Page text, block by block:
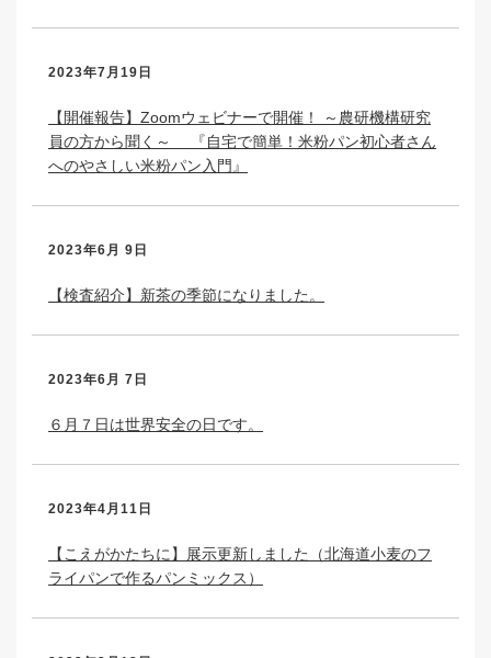
2023年7月19日
【開催報告】Zoomウェビナーで開催！ ～農研機構研究
員の方から聞く～ 『自宅で簡単！米粉パン初心者さん
へのやさしい米粉パン入門』
2023年6月 9日
【検査紹介】新茶の季節になりました。
2023年6月 7日
６月７日は世界安全の日です。
2023年4月11日
【こえがかたちに】展示更新しました（北海道小麦のフ
ライパンで作るパンミックス）